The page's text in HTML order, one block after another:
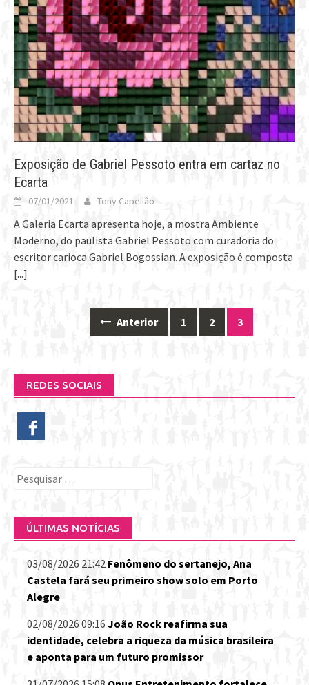
Exposição de Gabriel Pessoto entra em cartaz no
Ecarta
07/01/2021 Tony Capellão
A Galeria Ecarta apresenta hoje, a mostra Ambiente
Moderno, do paulista Gabriel Pessoto com curadoria do
escritor carioca Gabriel Bogossian. A exposição é composta
[...]
Anterior 1 2 3
REDES SOCIAIS
Pesquisar
ÚLTIMAS NOTÍCIAS
03/08/2026 21:42 Fenômeno do sertanejo, Ana
Castela fará seu primeiro show solo em Porto
Alegre
02/08/2026 09:16 João Rock reafirma sua
identidade, celebra a riqueza da música brasileira
e aponta para um futuro promissor